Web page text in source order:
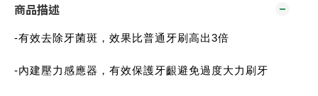
商品描述
-有效去除牙菌斑，效果比普通牙刷高出3倍
-內建壓力感應器，有效保護牙齦避免過度大力刷牙